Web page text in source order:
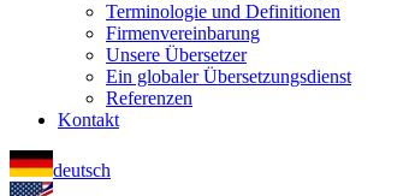
Terminologie und Definitionen
Firmenvereinbarung
Unsere Übersetzer
Ein globaler Übersetzungsdienst
Referenzen
Kontakt
deutsch